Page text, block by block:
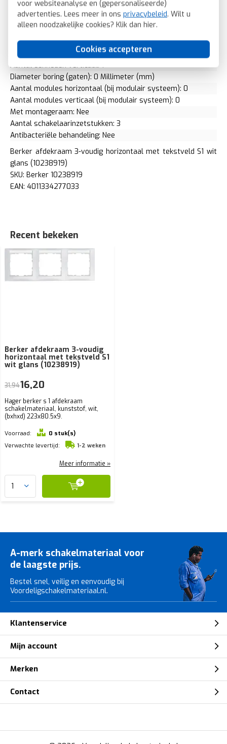
voor websiteanalyse en (gepersonaliseerde)
advertenties. Lees meer in ons privacybeleid. Wilt u
alleen noodzakelijke cookies? Klik dan hier.
Cookies accepteren
Geschikt voor inbouwinstallatie (stucwerk): Ja
Bondige uitvoering: Nee
Geschikt voor inbouwinstallatie (geen stucwerk): Ja
Inbouwmontage (stucwerk): Ja
Aantal eenheden horizontaal: 3
Aantal eenheden verticaal: 1
Diameter boring (gaten): 0 Millimeter (mm)
Aantal modules horizontaal (bij modulair systeem): 0
Aantal modules verticaal (bij modulair systeem): 0
Met montageraam: Nee
Aantal schakelaarinzetstukken: 3
Antibacteriële behandeling: Nee
Berker afdekraam 3-voudig horizontaal met tekstveld S1 wit
glans (10238919)
SKU: Berker 10238919
EAN: 4011334277033
Recent bekeken
Berker afdekraam 3-voudig
horizontaal met tekstveld S1
wit glans (10238919)
Hager berker s 1 afdekraam
schakelmateriaal, kunststof, wit,
(bxhxd) 223x80.5x9.
Voorraad:
0 stuk(s)
Verwachte levertijd:
1-2 weken
31,9416,20
Meer informatie »
A-merk schakelmateriaal voor
de laagste prijs.
Bestel snel, veilig en eenvoudig bij
Voordeligschakelmateriaal.nl.
Klantenservice
Mijn account
Merken
Contact